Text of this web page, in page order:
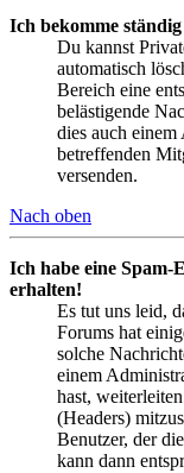
Ich bekomme
Du kannst
automatisch
Bereich eine
belästigende
dies auch
betreffenden
versenden.
Nach oben
Ich habe eine Spam-
erhalten!
Es tut uns leid,
Forums hat
solche
einem
hast,
(Headers)
Benutzer, der
kann dann